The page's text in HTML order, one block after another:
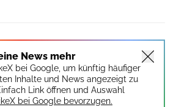
News mehr
bei Google, um künftig häufiger
Inhalte und News angezeigt zu
Link öffnen und Auswahl
bei Google bevorzugen.